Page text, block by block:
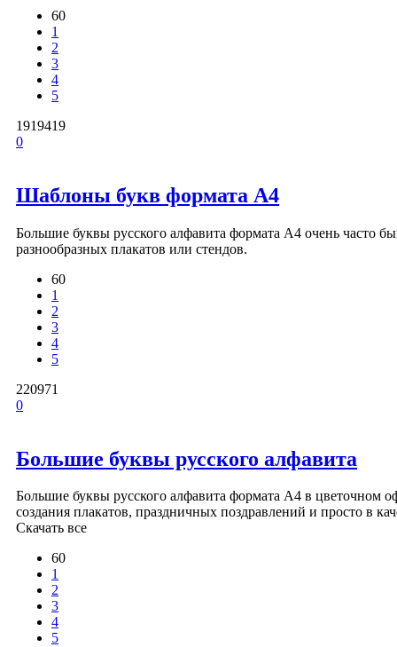
60
1
2
3
4
5
1919419
0
Шаблоны букв формата А4
Большие буквы русского алфавита формата А4 очень часто
разнообразных плакатов или стендов.
60
1
2
3
4
5
220971
0
Большие буквы русского алфавита
Большие буквы русского алфавита формата А4 в цветочном
создания плакатов, праздничных поздравлений и просто в
Скачать все
60
1
2
3
4
5